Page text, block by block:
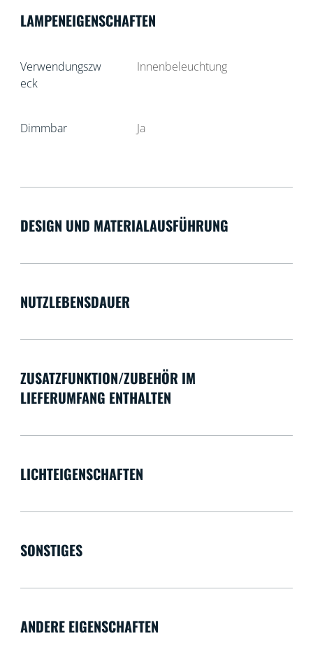
LAMPENEIGENSCHAFTEN
Verwendungszw
eck
Innenbeleuchtung
Dimmbar Ja
DESIGN UND MATERIALAUSFÜHRUNG
NUTZLEBENSDAUER
ZUSATZFUNKTION/ZUBEHÖR IM
LIEFERUMFANG ENTHALTEN
LICHTEIGENSCHAFTEN
SONSTIGES
ANDERE EIGENSCHAFTEN